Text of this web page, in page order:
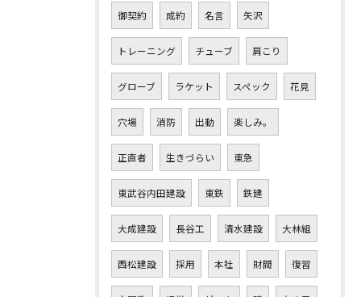
御契約 成約 名言 矢沢
トレーニング チューブ 肩こり
グローブ ラケット スペック 花見
穴場 消防 出動 楽しみ。
正直者 生きづらい 東急
東武谷内田建設 東鉄 鉄建
大成建設 長谷工 清水建設 大林組
西松建設 採用 本社 財閥 復習